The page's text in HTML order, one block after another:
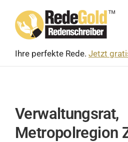
content
Ihre perfekte Rede. Jetzt
Verwaltungsrat,
Metropolregion